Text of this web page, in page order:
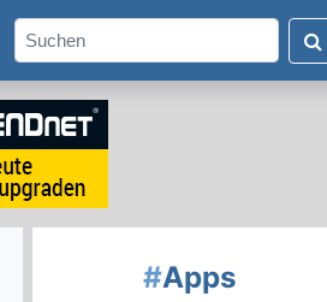
#Apps